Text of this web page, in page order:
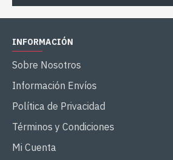
INFORMACIÓN
Sobre Nosotros
Información Envíos
Política de Privacidad
Términos y Condiciones
Mi Cuenta